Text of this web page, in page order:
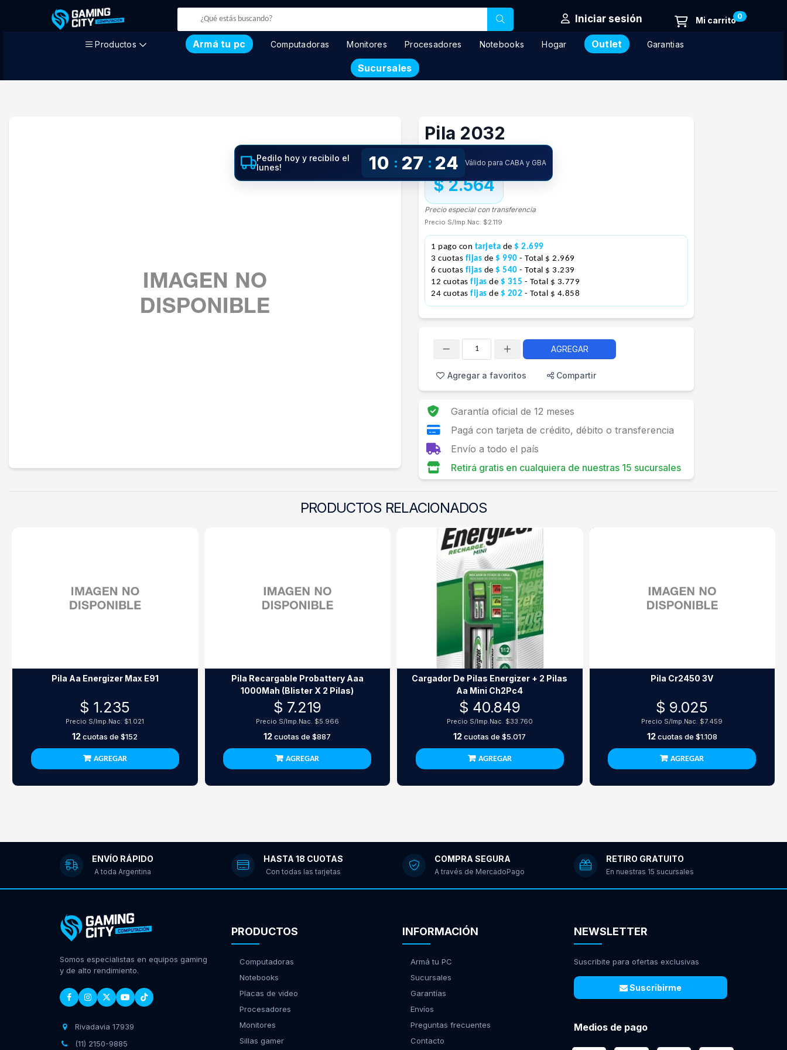
Iniciar sesión 0
Productos Armá tu pc Computadoras Monitores Procesadores Notebooks Hogar Outlet Garantias
Sucursales
Pila 2032
En stock
$ 2.564
Precio especial con transferencia
Precio S/Imp.Nac. $2.119
1 pago con tarjeta de $ 2.699
3 cuotas fijas de $ 990 - Total $ 2.969
6 cuotas fijas de $ 540 - Total $ 3.239
12 cuotas fijas de $ 315 - Total $ 3.779
24 cuotas fijas de $ 202 - Total $ 4.858
Pedilo hoy y recibilo el
lunes!
10 : 27 : 23 Válido para CABA y GBA
AGREGAR
Agregar a favoritos Compartir
Garantía oficial de 12 meses
Pagá con tarjeta de crédito, débito o transferencia
Envío a todo el país
Retirá gratis en cualquiera de nuestras 15 sucursales
PRODUCTOS RELACIONADOS
Pila Aa Energizer Max E91
$ 1.235
Precio S/Imp.Nac. $1.021
12cuotas de$152
AGREGAR
Pila Recargable Probattery Aaa
1000Mah (Blister X 2 Pilas)
$ 7.219
Precio S/Imp.Nac. $5.966
12cuotas de$887
AGREGAR
Cargador De Pilas Energizer + 2 Pilas
Aa Mini Ch2Pc4
$ 40.849
Precio S/Imp.Nac. $33.760
12cuotas de$5.017
AGREGAR
Pila Cr2450 3V
$ 9.025
Precio S/Imp.Nac. $7.459
12cuotas de $1.108
AGREGAR
ENVÍO RÁPIDO
A toda Argentina
HASTA 18 CUOTAS
Con todas las tarjetas
COMPRA SEGURA
A través de MercadoPago
RETIRO GRATUITO
En nuestras 15 sucursales
Somos especialistas en equipos gaming
y de alto rendimiento.
Rivadavia 17939
(11) 2150-9885
PRODUCTOS
Computadoras
Notebooks
Placas de video
Procesadores
Monitores
Sillas gamer
INFORMACIÓN
Armá tu PC
Sucursales
Garantías
Envíos
Preguntas frecuentes
Contacto
NEWSLETTER
Suscribite para ofertas exclusivas
Suscribirme
Medios de pago